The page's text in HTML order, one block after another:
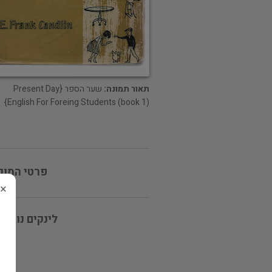
תאור תמונה:
שער הספר {Present Day
English For Foreing Students (book 1)}
פרטי
לינקים נוספים
×